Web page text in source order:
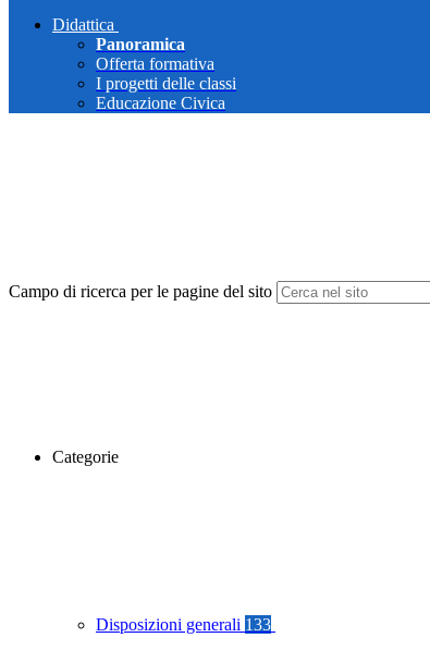
Didattica
Panoramica
Offerta formativa
I progetti delle classi
Educazione Civica
Campo di ricerca per le pagine del sito
Categorie
Disposizioni generali 133